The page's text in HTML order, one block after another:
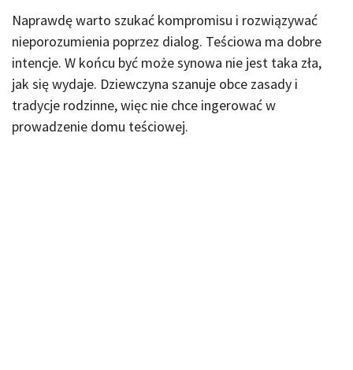
Naprawdę warto szukać kompromisu i rozwiązywać
nieporozumienia poprzez dialog. Teściowa ma dobre
intencje. W końcu być może synowa nie jest taka zła,
jak się wydaje. Dziewczyna szanuje obce zasady i
tradycje rodzinne, więc nie chce ingerować w
prowadzenie domu teściowej.